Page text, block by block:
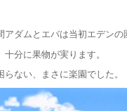
アダムとエバは当初エデン
分に果物が実ります。
ない、まさに楽園でした。